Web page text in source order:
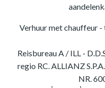
Verhuur met chauffeur
Reisbureau A / ILL -
regio RC. ALLIANZ
NR.